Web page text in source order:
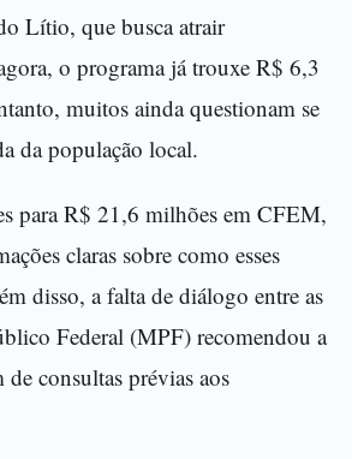
Lítio, que busca atrair
o programa já trouxe R$ 6,3
muitos ainda questionam se
da população local.
para R$ 21,6 milhões em CFEM,
claras sobre como esses
disso, a falta de diálogo entre as
Federal (MPF) recomendou a
de consultas prévias aos